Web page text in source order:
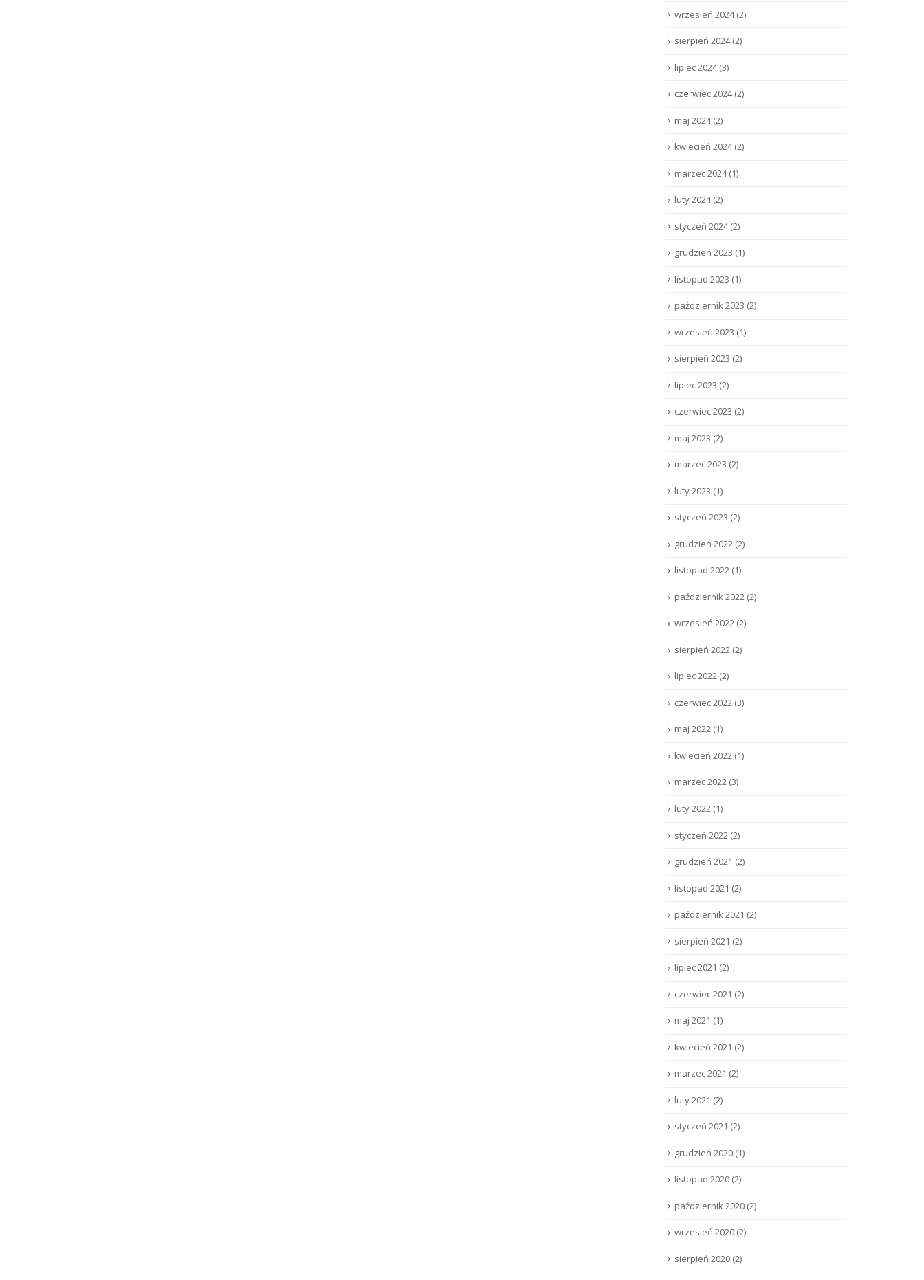
wrzesień 2024(2)
sierpień 2024(2)
lipiec 2024(3)
czerwiec 2024(2)
maj 2024(2)
kwiecień 2024(2)
marzec 2024(1)
luty 2024(2)
styczeń 2024(2)
grudzień 2023 (1)
listopad 2023 (1)
październik 2023 (2)
wrzesień 2023 (1)
sierpień 2023 (2)
lipiec 2023 (2)
czerwiec 2023 (2)
maj 2023 (2)
marzec 2023 (2)
luty 2023 (1)
styczeń 2023 (2)
grudzień 2022 (2)
listopad 2022 (1)
październik 2022 (2)
wrzesień 2022 (2)
sierpień 2022 (2)
lipiec 2022 (2)
czerwiec 2022 (3)
maj 2022 (1)
kwiecień 2022 (1)
marzec 2022 (3)
luty 2022 (1)
styczeń 2022 (2)
grudzień 2021 (2)
listopad 2021 (2)
październik 2021 (2)
sierpień 2021 (2)
lipiec 2021 (2)
czerwiec 2021 (2)
maj 2021 (1)
kwiecień 2021 (2)
marzec 2021 (2)
luty 2021 (2)
styczeń 2021 (2)
grudzień 2020 (1)
listopad 2020 (2)
październik 2020 (2)
wrzesień 2020 (2)
sierpień 2020 (2)